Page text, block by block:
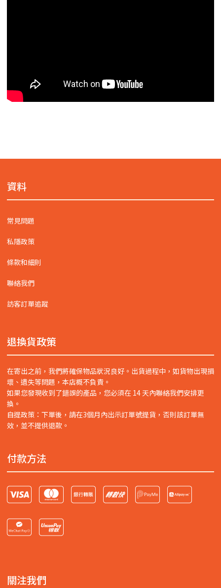
資料
常見問題
私隱政策
條款和細則
聯絡我們
訪客訂單追蹤
退換貨政策
在寄出之前，我們將確保物品狀況良好。出貨過程中，如貨物出現損
壞、遺失等問題，本店概不負責。
如果您發現收到了錯誤的產品，您必須在 14 天內聯絡我們安排更
換。
自提政策：下單後，請在3個月內出示訂單號提貨，否則該訂單無
效，並不提供退款。
付款方法
關注我們